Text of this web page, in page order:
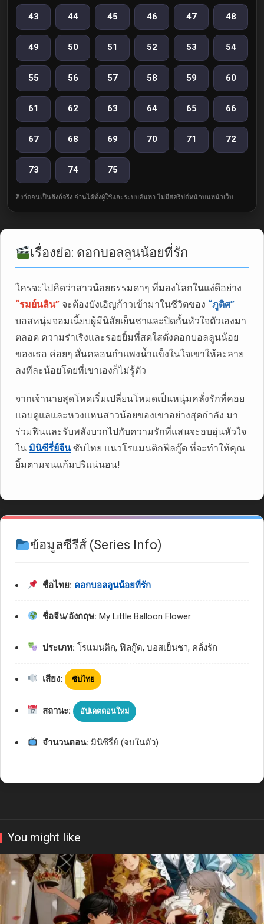
43 44 45 46 47 48
49 50 51 52 53 54
55 56 57 58 59 60
61 62 63 64 65 66
67 68 69 70 71 72
73 74 75
ลิงก์ตอนเป็นลิงก์จริง อ่านได้ทั้งผู้ใช้และระบบค้นหา ไม่มีสคริปต์หนักบนหน้าเว็บ
เรื่องย่อ: ดอกบอลลูนน้อยที่รัก
ใครจะไปคิดว่าสาวน้อยธรรมดาๆ ที่มองโลกในแง่ดีอย่าง
“รมย์นลิน” จะต้องบังเอิญก้าวเข้ามาในชีวิตของ “ภูดิศ”
บอสหนุ่มจอมเนี้ยบผู้มีนิสัยเย็นชาและปิดกั้นหัวใจตัวเองมา
ตลอด ความร่าเริงและรอยยิ้มที่สดใสดั่งดอกบอลลูนน้อย
ของเธอ ค่อยๆ สั่นคลอนกำแพงน้ำแข็งในใจเขาให้ละลาย
ลงทีละน้อยโดยที่เขาเองก็ไม่รู้ตัว
จากเจ้านายสุดโหดเริ่มเปลี่ยนโหมดเป็นหนุ่มคลั่งรักที่คอย
แอบดูแลและหวงแหนสาวน้อยของเขาอย่างสุดกำลัง มา
ร่วมฟินและรับพลังบวกไปกับความรักที่แสนจะอบอุ่นหัวใจ
ใน มินิซีรี่ย์จีนซับไทย แนวโรแมนติกฟีลกู๊ด ที่จะทำให้คุณ
ยิ้มตามจนแก้มปริแน่นอน!
ข้อมูลซีรีส์ (Series Info)
ชื่อไทย: ดอกบอลลูนน้อยที่รัก
ชื่อจีน/อังกฤษ: My Little Balloon Flower
ประเภท: โรแมนติก, ฟีลกู๊ด, บอสเย็นชา, คลั่งรัก
เสียง: ซับไทย
สถานะ: อัปเดตตอนใหม่
จำนวนตอน: มินิซีรี่ย์ (จบในตัว)
You might like